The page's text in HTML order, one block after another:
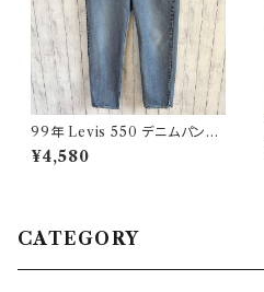
99年 Levis 550 デニムパンツ
ワイドデニム リーバイス ヴィン
テージ 21
¥4,580
CATEGORY